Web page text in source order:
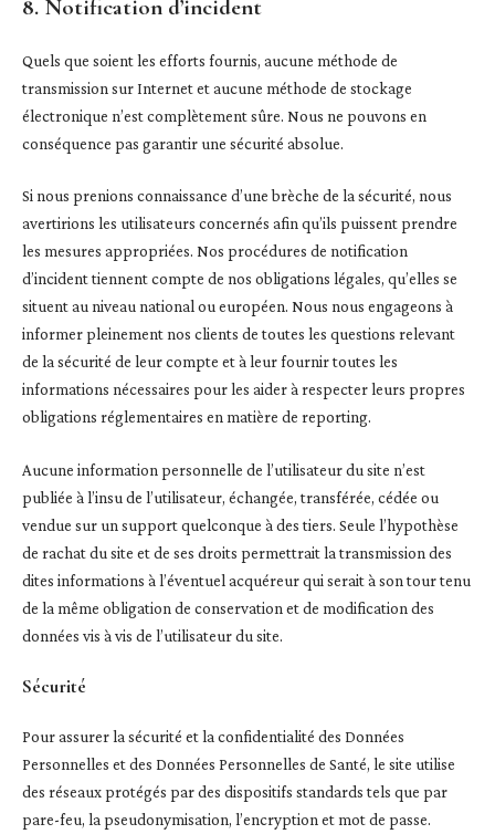
8. Notification d’incident
Quels que soient les efforts fournis, aucune méthode de
transmission sur Internet et aucune méthode de stockage
électronique n’est complètement sûre. Nous ne pouvons en
conséquence pas garantir une sécurité absolue.
Si nous prenions connaissance d’une brèche de la sécurité, nous
avertirions les utilisateurs concernés afin qu’ils puissent prendre
les mesures appropriées. Nos procédures de notification
d’incident tiennent compte de nos obligations légales, qu’elles se
situent au niveau national ou européen. Nous nous engageons à
informer pleinement nos clients de toutes les questions relevant
de la sécurité de leur compte et à leur fournir toutes les
informations nécessaires pour les aider à respecter leurs propres
obligations réglementaires en matière de reporting.
Aucune information personnelle de l’utilisateur du site n’est
publiée à l’insu de l’utilisateur, échangée, transférée, cédée ou
vendue sur un support quelconque à des tiers. Seule l’hypothèse
de rachat du site et de ses droits permettrait la transmission des
dites informations à l’éventuel acquéreur qui serait à son tour tenu
de la même obligation de conservation et de modification des
données vis à vis de l’utilisateur du site.
Sécurité
Pour assurer la sécurité et la confidentialité des Données
Personnelles et des Données Personnelles de Santé, le site utilise
des réseaux protégés par des dispositifs standards tels que par
pare-feu, la pseudonymisation, l’encryption et mot de passe.